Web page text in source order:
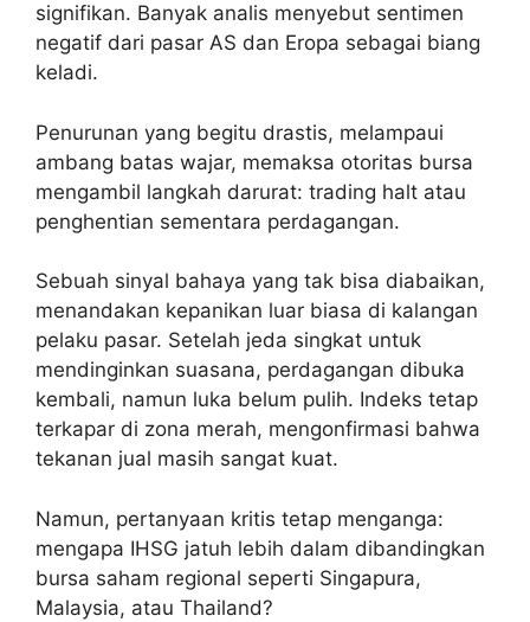
signifikan. Banyak analis menyebut sentimen
negatif dari pasar AS dan Eropa sebagai biang
keladi.
Penurunan yang begitu drastis, melampaui
ambang batas wajar, memaksa otoritas bursa
mengambil langkah darurat: trading halt atau
penghentian sementara perdagangan.
Sebuah sinyal bahaya yang tak bisa diabaikan,
menandakan kepanikan luar biasa di kalangan
pelaku pasar. Setelah jeda singkat untuk
mendinginkan suasana, perdagangan dibuka
kembali, namun luka belum pulih. Indeks tetap
terkapar di zona merah, mengonfirmasi bahwa
tekanan jual masih sangat kuat.
Namun, pertanyaan kritis tetap menganga:
mengapa IHSG jatuh lebih dalam dibandingkan
bursa saham regional seperti Singapura,
Malaysia, atau Thailand?